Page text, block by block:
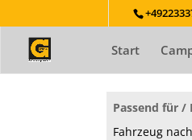
Start
Passend für /
Fahrzeug